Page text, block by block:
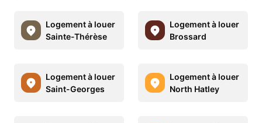
Logement à louer
Sainte-Thérèse
Logement à louer
Brossard
Logement à louer
Saint-Georges
Logement à louer
North Hatley